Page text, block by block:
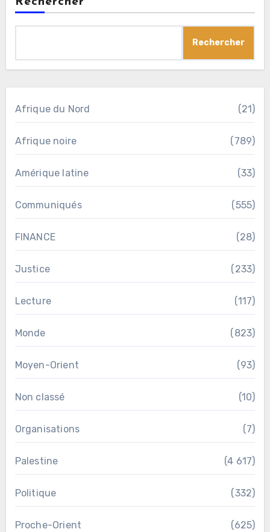
Rechercher
Afrique du Nord (21)
Afrique noire (789)
Amérique latine (33)
Communiqués (555)
FINANCE (28)
Justice (233)
Lecture (117)
Monde (823)
Moyen-Orient (93)
Non classé (10)
Organisations (7)
Palestine (4 617)
Politique (332)
Proche-Orient (625)